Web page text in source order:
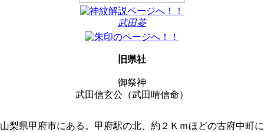
武田菱
旧県社
御祭神
武田信玄公（武田晴信命）
山梨県甲府市にある。甲府駅の北、約２Ｋｍほどの古府中町に